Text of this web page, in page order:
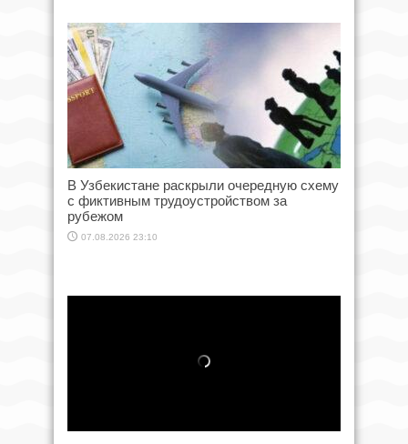
В Узбекистане раскрыли очередную схему
с фиктивным трудоустройством за
рубежом
07.08.2026 23:10